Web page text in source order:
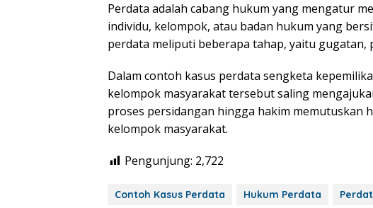
Perdata adalah cabang hukum yang mengatur
individu, kelompok, atau badan hukum yang
perdata meliputi beberapa tahap, yaitu gugatan,
Dalam contoh kasus perdata sengketa
kelompok masyarakat tersebut saling
proses persidangan hingga hakim memutuskan
kelompok masyarakat.
Pengunjung: 2,722
Contoh Kasus Perdata Hukum Perdata